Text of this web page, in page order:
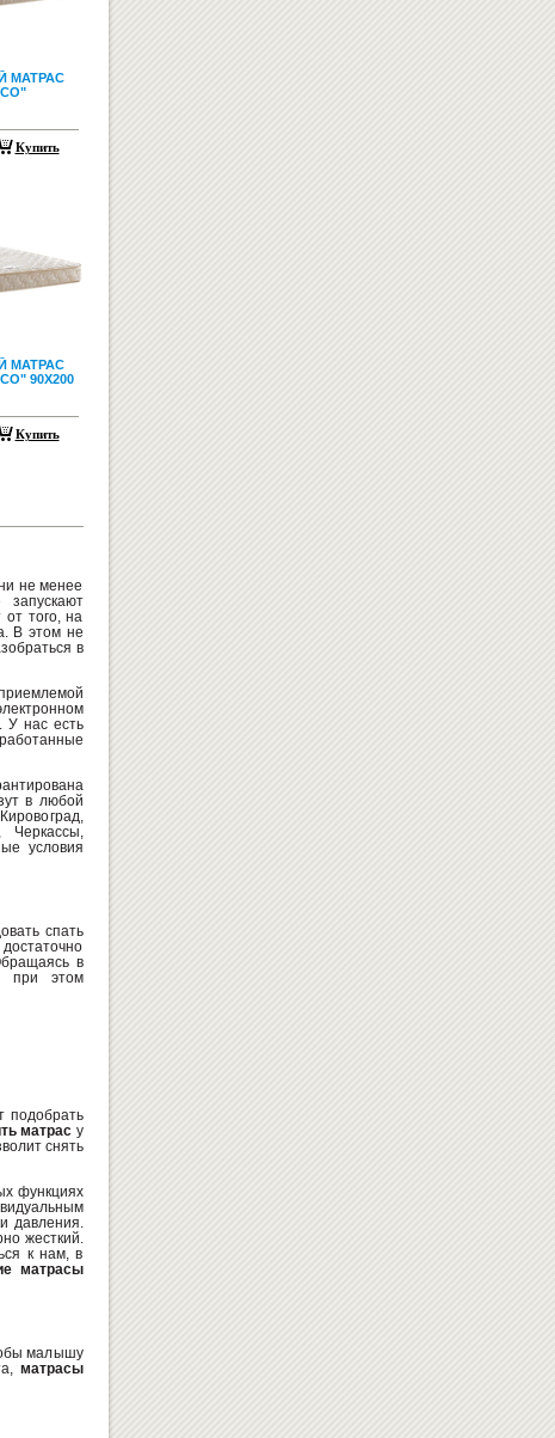
МАТРАС
Купить
МАТРАС
90X200
Купить
не менее
от того, на
В этом не
в
У нас есть
в любой
Черкассы,
условия
спать
в
при этом
подобрать
матрас у
снять
функциях
давления.
жесткий.
к нам, в
матрасы
малышу
матрасы